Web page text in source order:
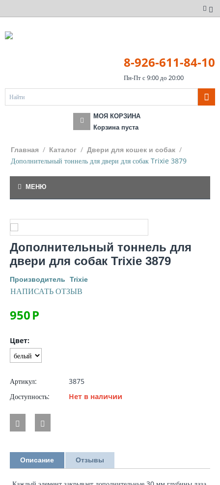
8-926-611-84-10
Пн-Пт с 9:00 до 20:00
МОЯ КОРЗИНА
Корзина пуста
Главная / Каталог / Двери для кошек и собак /
Дополнительный тоннель для двери для собак Trixie 3879
МЕНЮ
Дополнительный тоннель для
двери для собак Trixie 3879
Производитель Trixie
НАПИСАТЬ ОТЗЫВ
950Р
Цвет:
Артикул:
3875
Доступность:
Нет в наличии
Описание Отзывы